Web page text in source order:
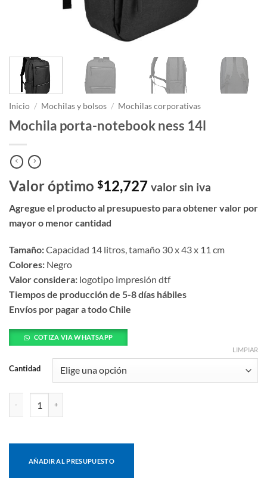
Inicio / Mochilas y bolsos / Mochilas corporativas
Mochila porta-notebook ness 14l
Valor óptimo $12,727 valor sin iva
Agregue el producto al presupuesto para obtener valor por
mayor o menor cantidad
Tamaño:Capacidad 14 litros, tamaño 30 x 43 x 11 cm
Colores: Negro
Valor considera: logotipo impresión dtf
Tiempos de producción de 5-8 días hábiles
Envíos por pagar a todo Chile
COTIZA VIA WHATSAPP
Cantidad
LIMPIAR
AÑADIR AL PRESUPUESTO